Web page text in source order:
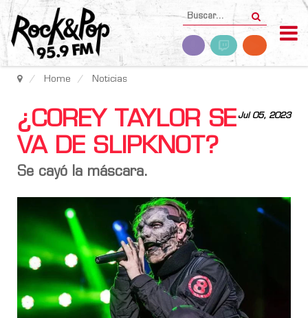
Home Noticias
Jul 05, 2023
¿COREY TAYLOR SE
VA DE SLIPKNOT?
Se cayó la máscara.